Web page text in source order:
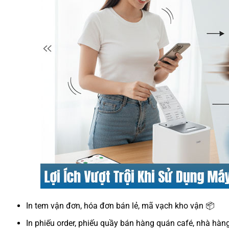
In tem vận đơn, hóa đơn bán lẻ, mã vạch kho vận 📦
In phiếu order, phiếu quầy bán hàng quán café, nhà